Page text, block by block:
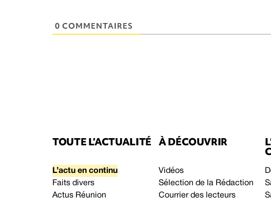
0 COMMENTAIRES
TOUTE L’ACTUALITÉ
L’actu en continu
Faits divers
Actus Réunion
À DÉCOUVRIR
Vidéos
Sélection de la Rédaction
Courrier des lecteurs